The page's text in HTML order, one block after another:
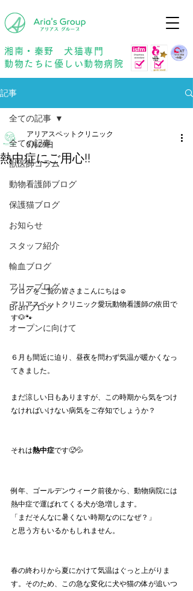
湘南・秦野 犬猫専門
動物たちに優しい動物病院
記事
全ての記事
獣医師コラム
動物看護師ブログ
保護猫ブログ
お知らせ
スタッフ紹介
輸血ブログ
アリーブログ
Branブログ
オープンに向けて
全ての記事
熱中症にご用心!!
アリアスペットクリニック
5月29日
ブログをご覧の皆さまこんにちは☺️
アリアスペットクリニック愛玩動物看護師の依田で
す🐶🐾
６月も間近に迫り、昼夜を問わず気温が暖かくなっ
てきました。
まだ涼しい日もありますが、この時期から気をつけ
なければいけない病気をご存知でしょうか？
それは熱中症です🥵💦
例年、ゴールデンウィーク前後から、動物病院には
熱中症で運ばれてくる犬が急増します。
「まだそんなに暑くない時期なのになぜ？」
と思う方もいるかもしれません。
春の終わりから夏にかけて気温はぐっと上がりま
す。そのため、この急な変化に犬や猫の体が追いつ